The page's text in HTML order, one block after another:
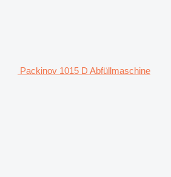
Packinov 1015 D Abfüllmaschine